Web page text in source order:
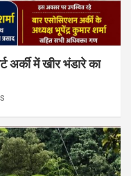
अर्की में खीर भंडारे का